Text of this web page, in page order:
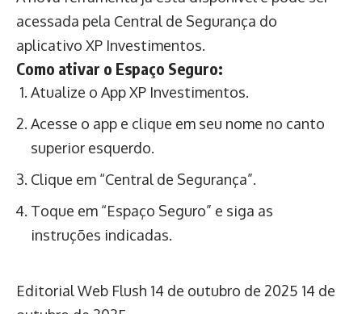
acessada pela Central de Segurança do
aplicativo XP Investimentos.
Como ativar o Espaço Seguro:
Atualize o App XP Investimentos.
Acesse o app e clique em seu nome no canto
superior esquerdo.
Clique em “Central de Segurança”.
Toque em “Espaço Seguro” e siga as
instruções indicadas.
Editorial Web Flush 14 de outubro de 2025 14 de